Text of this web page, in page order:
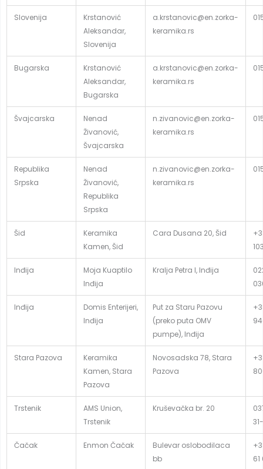
Slovenija
Krstanović
Aleksandar,
Slovenija
a.krstanovic@en.zorka-
keramika.rs
Bugarska
Krstanović
Aleksandar,
Bugarska
a.krstanovic@en.zorka-
keramika.rs
Švajcarska
Nenad
Živanović,
Švajcarska
n.zivanovic@en.zorka-
keramika.rs
Republika
Srpska
Nenad
Živanović,
Republika
Srpska
n.zivanovic@en.zorka-
keramika.rs
Šid
Keramika
Kamen, Šid
Cara Dusana 20, Šid
Inđija
Moja Kuaptilo
Inđija
Kralja Petra I, Inđija
Inđija
Domis Enterijeri,
Inđija
Put za Staru Pazovu
(preko puta OMV
pumpe), Inđija
Stara Pazova
Keramika
Kamen, Stara
Pazova
Novosadska 78, Stara
Pazova
Trstenik
AMS Union,
Trstenik
Kruševačka br. 20
Čačak Enmon Čačak
Bulevar oslobodilaca
bb